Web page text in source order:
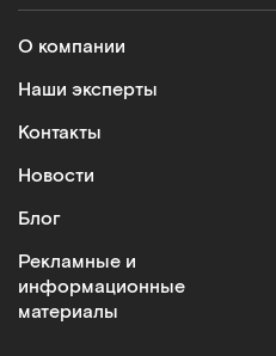
О компании
Наши эксперты
Контакты
Новости
Блог
Рекламные и
информационные
материалы